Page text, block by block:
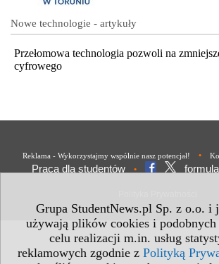
Grupa StudentNews.pl Sp. z o.o. i
używają plików cookies i
celu realizacji m.in. usług
reklamowych zgodnie z Polityką
Nowe technologie - artykuły
Przełomowa technologia pozwoli na
cyfrowego
Reklama - Wykorzystajmy wspólnie nasz potencjał! •
Praca dla studentów •